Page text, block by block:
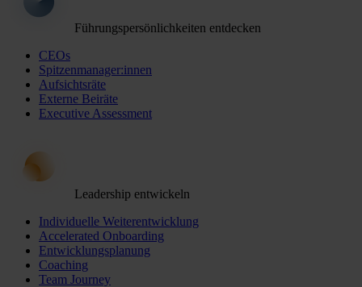
Führungspersönlichkeiten entdecken
CEOs
Spitzenmanager:innen
Aufsichtsräte
Externe Beiräte
Executive Assessment
Leadership entwickeln
Individuelle Weiterentwicklung
Accelerated Onboarding
Entwicklungsplanung
Coaching
Team Journey